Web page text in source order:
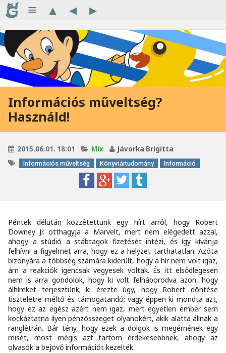
≡ ▴ ◂ ▸
Információs műveltség?
Használd!
2015.06.01. 18:01 Mix Jávorka Brigitta
Információs műveltség Könyvtártudomány Információ
Péntek délután közzétettünk egy hírt arról, hogy Robert
Downey Jr. otthagyja a Marvelt, mert nem elégedett azzal,
ahogy a stúdió a stábtagok fizetését intézi, és így kívánja
felhívni a figyelmet arra, hogy ez a helyzet tarthatatlan. Azóta
bizonyára a többség számára kiderült, hogy a hír nem volt igaz,
ám a reakciók igencsak vegyesek voltak. És itt elsődlegesen
nem is arra gondolok, hogy ki volt felháborodva azon, hogy
álhíreket terjesztünk; ki érezte úgy, hogy Robert döntése
tiszteletre méltó és támogatandó; vagy éppen ki mondta azt,
hogy ez az egész azért nem igaz, mert egyetlen ember sem
kockáztatna ilyen pénzösszeget olyanokért, akik alatta állnak a
ranglétrán. Bár tény, hogy ezek a dolgok is megérnének egy
misét, most mégis azt tartom érdekesebbnek, ahogy az
olvasók a bejövő információt kezelték.